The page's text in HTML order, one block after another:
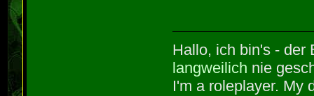
Hallo, ich bin's - der
langweilich nie
I'm a roleplayer. My